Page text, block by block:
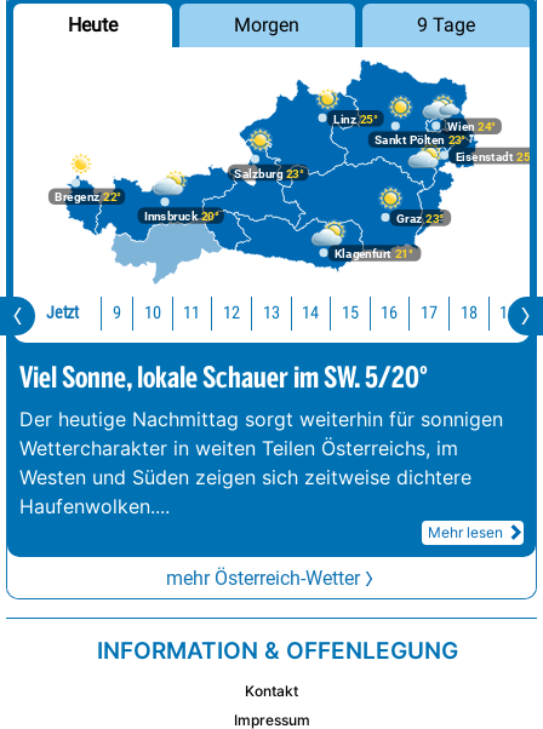
Heute Morgen 9 Tage
Bregenz22°
Graz23°
Innsbruck20°
Klagenfurt 21°
Linz25°
Salzburg23°
Wien 24°
Eisenstadt 25°
Sankt Pölten 23°
Jetzt 9 10 11 12 13 14 15 16 17 18 19
Viel Sonne, lokale Schauer im SW. 5/20°
Der heutige Nachmittag sorgt weiterhin für sonnigen
Wettercharakter in weiten Teilen Österreichs, im
Westen und Süden zeigen sich zeitweise dichtere
Haufenwolken....
Mehr lesen
mehr Österreich-Wetter
INFORMATION & OFFENLEGUNG
Kontakt
Impressum